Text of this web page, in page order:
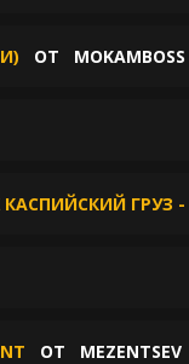
ОТ MOKAMBOSS
ГРУЗ -
ОТ MEZENTSEV